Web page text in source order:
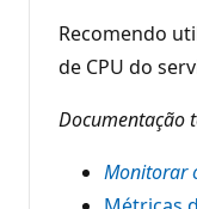
Recomendo
de CPU do
Documentação
Monitorar